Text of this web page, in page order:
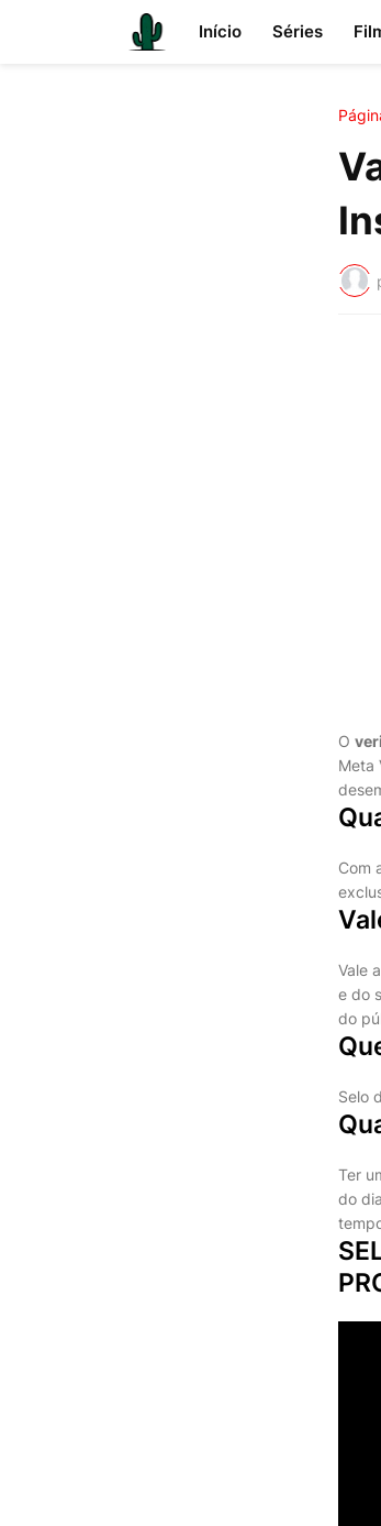
Início Séries
O
Meta
Com
Vale
e do
do
Selo
Ter
do